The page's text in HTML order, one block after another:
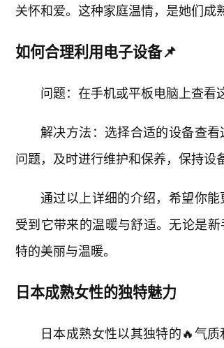
关怀和爱。这种家庭温情，是她们成
如何合理利用电子设备📌
问题：在手机或平板电脑上查看
解决方法：选择合适的设备查
问题，及时进行维护和保养，保持设
通过以上详细的介绍，希望你
受到它带来的温暖与舒适。无论是
特的美丽与温暖。
日本成熟女性的独特魅力
日本成熟女性以其独特的🔥气